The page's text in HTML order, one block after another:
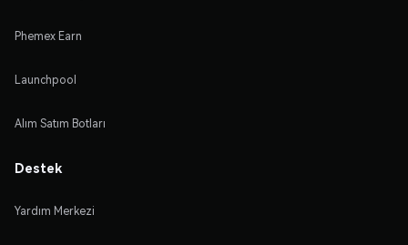
Phemex Earn
Launchpool
Alım Satım Botları
Destek
Yardım Merkezi